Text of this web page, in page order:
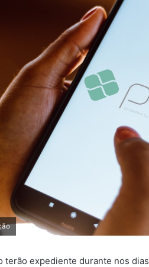
terão expediente durante nos